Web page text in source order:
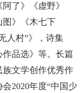
了》《虚野》
图》《木七下
人村”》，诗集
作品选》等。长篇
文学创作优秀作
2020年度“中国少